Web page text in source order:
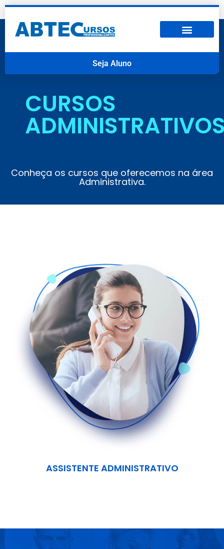
Seja Aluno
CURSOS
Conheça os cursos que oferecemos na área
Administrativa.
ASSISTENTE ADMINISTRATIVO